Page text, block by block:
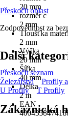
20 mm
rozměr c
2 mm
Tloušťka
2 mm
Výška
20 mm
Šířka
40 mm
Délka
2 m
EAN
Přeskočit oblast
Zodpovědnost za
Další
Přeskočit seznam
Železářství
Profily
U Profily
T Profily
Zákaznická